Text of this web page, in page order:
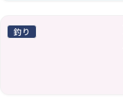
釣り